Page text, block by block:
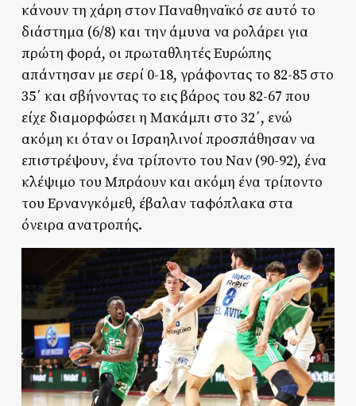
κάνουν τη χάρη στον Παναθηναϊκό σε αυτό το
διάστημα (6/8) και την άμυνα να ρολάρει για
πρώτη φορά, οι πρωταθλητές Ευρώπης
απάντησαν με σερί 0-18, γράφοντας το 82-85 στο
35΄ και σβήνοντας το εις βάρος του 82-67 που
είχε διαμορφώσει η Μακάμπι στο 32΄, ενώ
ακόμη κι όταν οι Ισραηλινοί προσπάθησαν να
επιστρέψουν, ένα τρίποντο του Ναν (90-92), ένα
κλέψιμο του Μπράουν και ακόμη ένα τρίποντο
του Ερνανγκόμεθ, έβαλαν ταφόπλακα στα
όνειρα ανατροπής.